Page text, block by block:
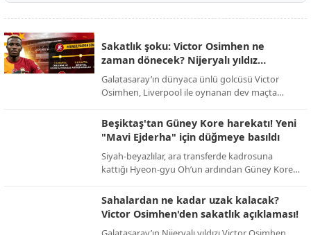
Sakatlık şoku: Victor Osimhen ne
zaman dönecek? Nijeryalı yıldız
sessizliğini bozdu!
Galatasaray’ın dünyaca ünlü golcüsü Victor
Osimhen, Liverpool ile oynanan dev maçta
konuştu. Yıldız oyuncu, sahalardan uzak
kalacağı süreyi bizzat açıkladı.
Beşiktaş'tan Güney Kore harekatı! Yeni
"Mavi Ejderha" için düğmeye basıldı
Siyah-beyazlılar, ara transferde kadrosuna
kattığı Hyeon-gyu Oh’un ardından Güney Kore
Ada’da fırtınalar estiren Jun-ho Bae.
Sahalardan ne kadar uzak kalacak?
Victor Osimhen'den sakatlık açıklaması!